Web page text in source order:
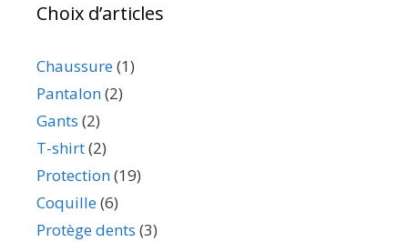
Choix d’articles
Chaussure(1)
Pantalon(2)
Gants (2)
T-shirt(2)
Protection(19)
Coquille(6)
Protège dents (3)